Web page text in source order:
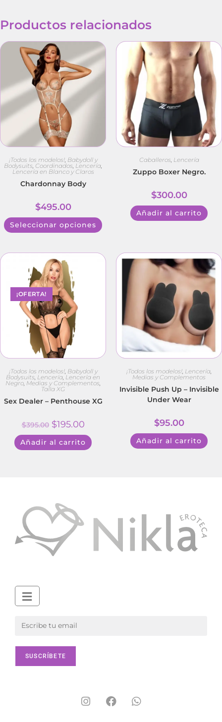
Productos relacionados
¡Todos los modelos!, Babydoll y
Bodysuits Coordinados Lencería
Lencería en Blanco y Claros
Chardonnay Body
$495.00
Seleccionar opciones
Caballeros Lencería
Zuppo Boxer Negro.
$300.00
Añadir al carrito
¡OFERTA!
¡Todos los modelos!, Babydoll y
Bodysuits Lencería ,Lencería en
Negro Medias y Complementos
Talla XG
Sex Dealer – Penthouse XG
$395.00 $195.00
Añadir al carrito
¡Todos los modelos! Lencería
Medias y Complementos
Invisible Push Up – Invisible
Under Wear
$95.00
Añadir al carrito